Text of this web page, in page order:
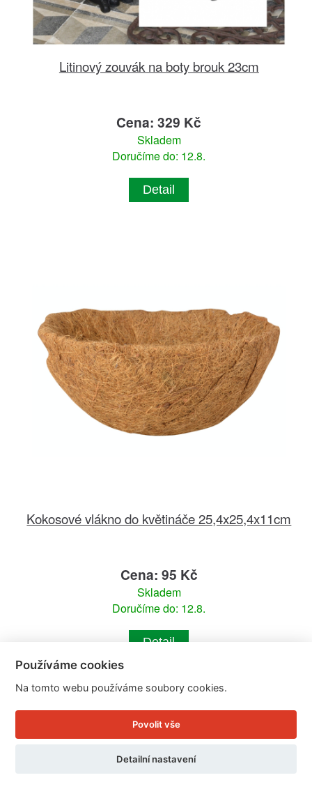
Litinový zouvák na boty brouk 23cm
Cena: 329 Kč
Skladem
Doručíme do: 12.8.
Detail
Kokosové vlákno do květináče 25,4x25,4x11cm
Cena: 95 Kč
Skladem
Doručíme do: 12.8.
Detail
Používáme cookies
Na tomto webu používáme soubory cookies.
Povolit vše
Detailní nastavení